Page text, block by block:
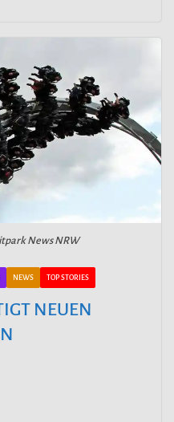
News NRW
NEWS TOP STORIES
NEUEN